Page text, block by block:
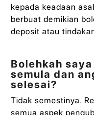
kepada keadaan
berbuat demikian
deposit atau
Bolehkah
semula dan
selesai?
Tidak semestinya.
semua aspek